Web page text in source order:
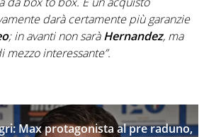
darà certamente più garanzie
; in avanti non saràHernandez, ma
mezzo interessante”.
Max protagonista al pre raduno,